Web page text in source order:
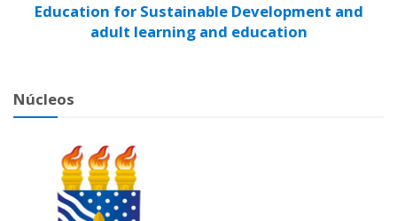
Education for Sustainable Development and
adult learning and education
Núcleos